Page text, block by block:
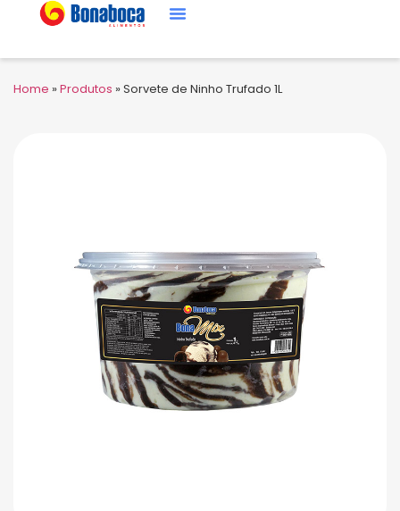
Home »Produtos »Sorvete de Ninho Trufado 1L